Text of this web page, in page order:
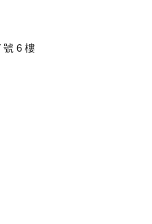
之天然災害因素，則主辦單
夠帶動五感，練習樂器對於
孩子在「學音樂」的過程中
歡音樂的延伸——這是小小
號 6 樓